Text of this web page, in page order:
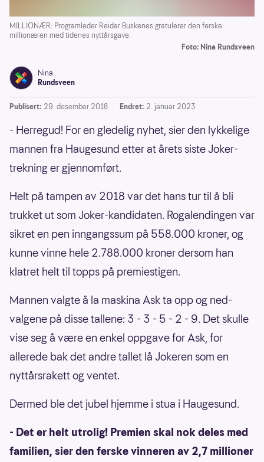
MILLIONÆR: Programleder Reidar Buskenes gratulerer den ferske
millionæren med tidenes nyttårsgave.
Foto: Nina Rundsveen
Nina
Rundsveen
Publisert: 29. desember 2018 Endret: 2. januar 2023
- Herregud! For en gledelig nyhet, sier den lykkelige
mannen fra Haugesund etter at årets siste Joker-
trekning er gjennomført.
Helt på tampen av 2018 var det hans tur til å bli
trukket ut som Joker-kandidaten. Rogalendingen var
sikret en pen inngangssum på 558.000 kroner, og
kunne vinne hele 2.788.000 kroner dersom han
klatret helt til topps på premiestigen.
Mannen valgte å la maskina Ask ta opp og ned-
valgene på disse tallene: 3 - 3 - 5 - 2 - 9. Det skulle
vise seg å være en enkel oppgave for Ask, for
allerede bak det andre tallet lå Jokeren som en
nyttårsrakett og ventet.
Dermed ble det jubel hjemme i stua i Haugesund.
- Det er helt utrolig! Premien skal nok deles med
familien, sier den ferske vinneren av 2,7 millioner